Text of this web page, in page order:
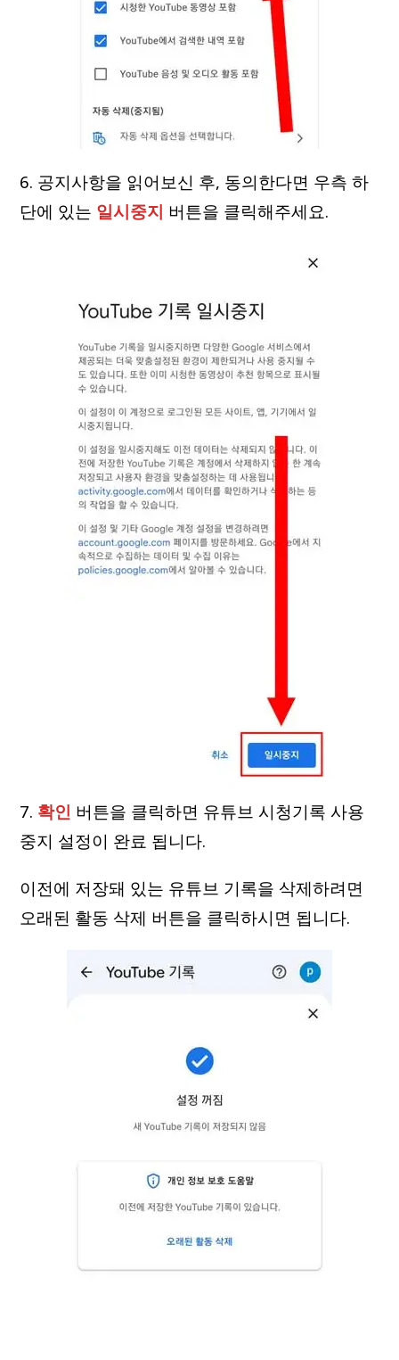
6. 공지사항을 읽어보신 후, 동의한다면 우측 하
단에 있는 일시중지 버튼을 클릭해주세요.
7. 확인 버튼을 클릭하면 유튜브 시청기록 사용
중지 설정이 완료 됩니다.
이전에 저장돼 있는 유튜브 기록을 삭제하려면
오래된 활동 삭제 버튼을 클릭하시면 됩니다.